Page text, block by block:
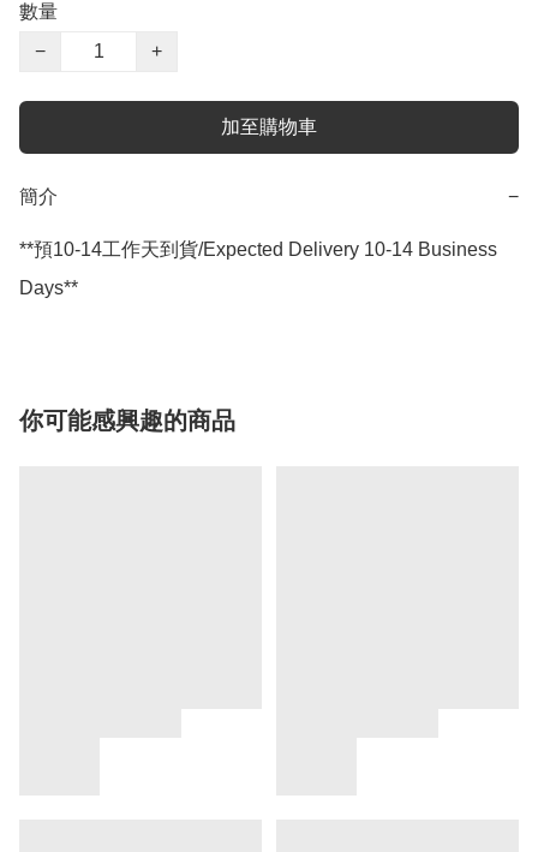
數量
−
+
加至購物車
簡介 −
**預10-14工作天到貨/Expected Delivery 10-14 Business
Days**
你可能感興趣的商品